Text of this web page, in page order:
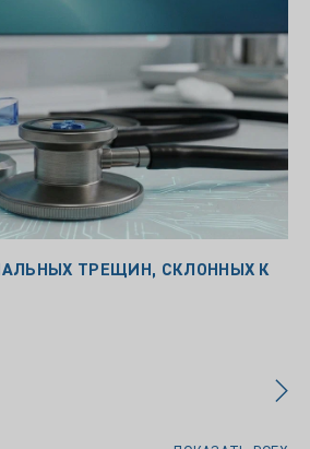
ТРЕЩИН, СКЛОННЫХ К